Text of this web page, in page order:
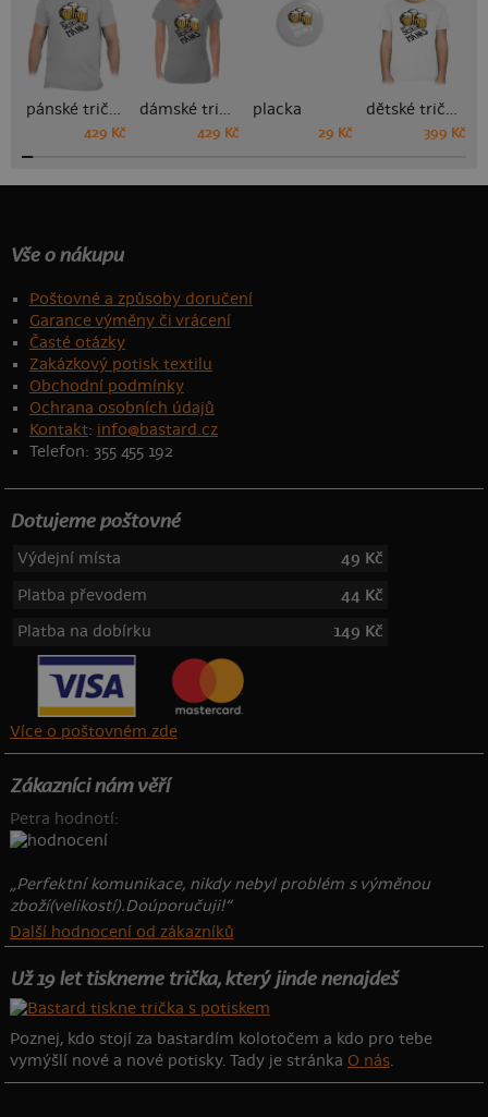
pánské tričko
429 Kč
dámské tričko
429 Kč
placka
29 Kč
dětské tričko
399 Kč
Vše o nákupu
Poštovné a způsoby doručení
Garance výměny či vrácení
Časté otázky
Zakázkový potisk textilu
Obchodní podmínky
Ochrana osobních údajů
Kontakt: info@bastard.cz
Telefon: 355 455 192
Dotujeme poštovné
Výdejní místa
49 Kč
Platba převodem
44 Kč
Platba na dobírku
149 Kč
Více o poštovném zde
Zákazníci nám věří
Petra hodnotí:
„Perfektní komunikace, nikdy nebyl problém s výměnou
zboží(velikostí).Doúporučuji!“
Další hodnocení od zákazníků
Už 19 let tiskneme trička, který jinde nenajdeš
Poznej, kdo stojí za bastardím kolotočem a kdo pro tebe
vymýšlí nové a nové potisky. Tady je stránka O nás.